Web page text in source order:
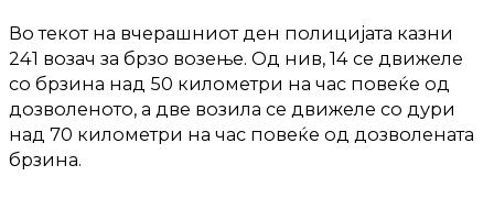
Во текот на вчерашниот ден полицијата казни
241 возач за брзо возење. Од нив, 14 се движеле
со брзина над 50 километри на час повеќе од
дозволеното, а две возила се движеле со дури
над 70 километри на час повеќе од дозволената
брзина.